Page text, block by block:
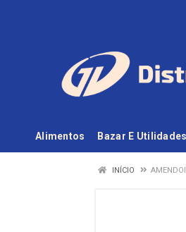
Alimentos Bazar E Utilidades
INÍCIO